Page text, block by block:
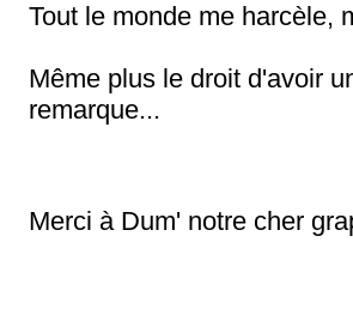
Tout le monde me harcèle,
Même plus le droit d'avoir
remarque...
Merci à Dum' notre cher